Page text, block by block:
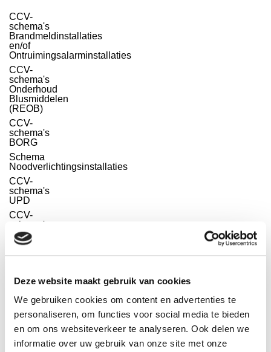
Deze website maakt gebruik van cookies
We gebruiken cookies om content en advertenties te
personaliseren, om functies voor social media te bieden
en om ons websiteverkeer te analyseren. Ook delen we
informatie over uw gebruik van onze site met onze
CCV-
schema's
Brandmeldinstallaties
en/of
Ontruimingsalarminstallaties
CCV-
schema's
Onderhoud
Blusmiddelen
(REOB)
CCV-
schema's
BORG
Schema
Noodverlichtingsinstallaties
CCV-
schema's
UPD
CCV-
schema's
VBB-
installaties
CCV-
Woningsprinklerinstallaties
Certificatieschema
CIBV-
1233